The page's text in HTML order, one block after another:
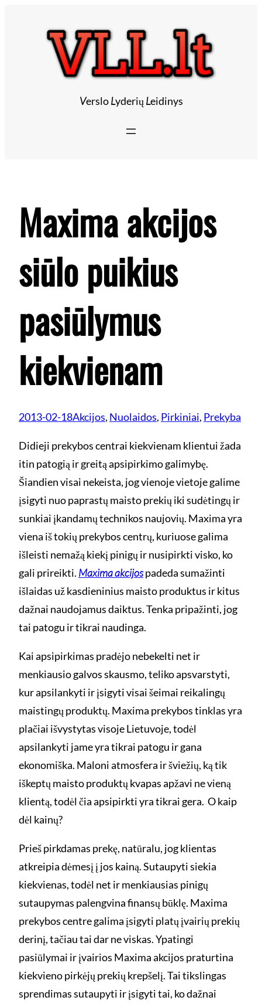
VersloLyderių Leidinys
Maxima akcijos
siūlo puikius
pasiūlymus
kiekvienam
2013-02-18Akcijos, Nuolaidos, Pirkiniai, Prekyba
Didieji prekybos centrai kiekvienam klientui žada
itin patogią ir greitą apsipirkimo galimybę.
Šiandien visai nekeista, jog vienoje vietoje galime
įsigyti nuo paprastų maisto prekių iki sudėtingų ir
sunkiai įkandamų technikos naujovių. Maxima yra
viena iš tokių prekybos centrų, kuriuose galima
išleisti nemažą kiekį pinigų ir nusipirkti visko, ko
gali prireikti. Maxima akcijospadeda sumažinti
išlaidas už kasdieninius maisto produktus ir kitus
dažnai naudojamus daiktus. Tenka pripažinti, jog
tai patogu ir tikrai naudinga.
Kai apsipirkimas pradėjo nebekelti net ir
menkiausio galvos skausmo, teliko apsvarstyti,
kur apsilankyti ir įsigyti visai šeimai reikalingų
maistingų produktų. Maxima prekybos tinklas yra
plačiai išvystytas visoje Lietuvoje, todėl
apsilankyti jame yra tikrai patogu ir gana
ekonomiška. Maloni atmosfera ir šviežių, ką tik
iškeptų maisto produktų kvapas apžavi ne vieną
klientą, todėl čia apsipirkti yra tikrai gera. O kaip
dėl kainų?
Prieš pirkdamas prekę, natūralu, jog klientas
atkreipia dėmesį į jos kainą. Sutaupyti siekia
kiekvienas, todėl net ir menkiausias pinigų
sutaupymas palengvina finansų būklę. Maxima
prekybos centre galima įsigyti platų įvairių prekių
derinį, tačiau tai dar ne viskas. Ypatingi
pasiūlymai ir įvairios Maxima akcijos praturtina
kiekvieno pirkėjų prekių krepšelį. Tai tikslingas
sprendimas sutaupyti ir įsigyti tai, ko dažnai